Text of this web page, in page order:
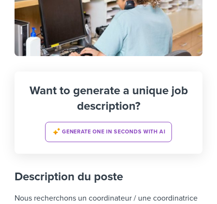
Want to generate a unique job
description?
GENERATE ONE IN SECONDS WITH AI
Description du poste
Nous recherchons un coordinateur / une coordinatrice